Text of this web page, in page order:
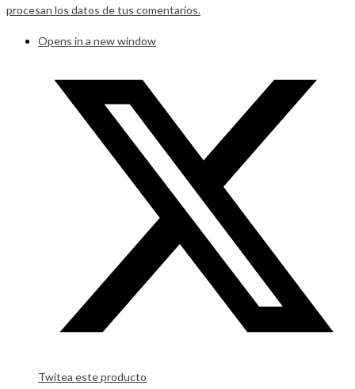
procesan los datos de tus comentarios.
Opens in a new window
Twitea este producto